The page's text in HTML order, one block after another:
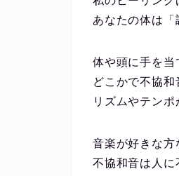
あなたの体は「
体や頭に手を当
どこかで不協和
リズムやテン
音楽が好きな方
不協和音は人に